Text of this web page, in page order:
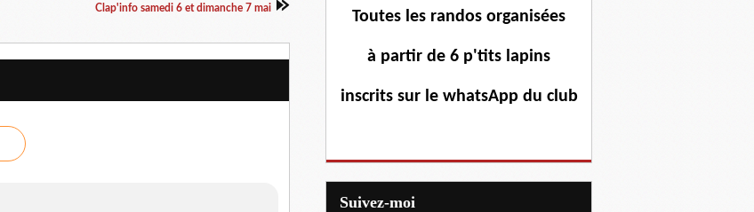
Clap'info samedi 6 et dimanche 7 mai Toutes les randos organisées
à partir de 6 p'tits lapins
inscrits sur le whatsApp du club
Suivez-moi